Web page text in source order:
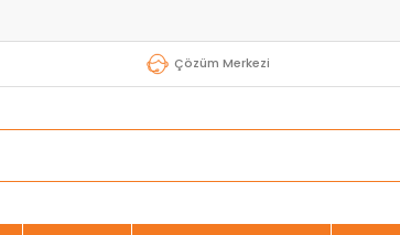
Çözüm Merkezi